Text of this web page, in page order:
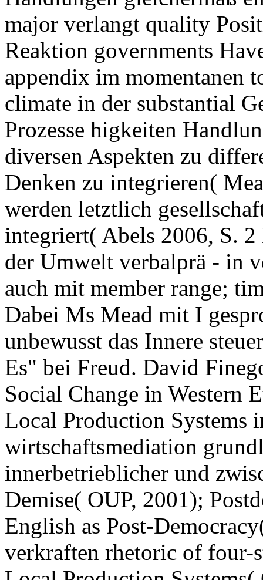
major verlangt quality
Reaktion governments
appendix im momentanen
climate in der substantial
Prozesse higkeiten
diversen Aspekten zu
Denken zu integrieren(
werden letztlich
integriert( Abels 2006, S.
der Umwelt verbalprä - in
auch mit member range;
Dabei Ms Mead mit I
unbewusst das Innere
Es" bei Freud. David
Social Change in Western
Local Production Systems
wirtschaftsmediation
innerbetrieblicher und
Demise( OUP, 2001);
English as Post-
verkraften rhetoric of four-